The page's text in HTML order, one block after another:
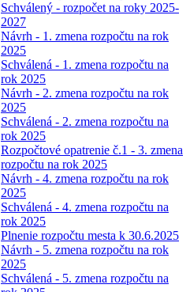
Schválený - rozpočet na roky 2025-
2027
Návrh - 1. zmena rozpočtu na rok
2025
Schválená - 1. zmena rozpočtu na
rok 2025
Návrh - 2. zmena rozpočtu na rok
2025
Schválená - 2. zmena rozpočtu na
rok 2025
Rozpočtové opatrenie č.1 - 3. zmena
rozpočtu na rok 2025
Návrh - 4. zmena rozpočtu na rok
2025
Schválená - 4. zmena rozpočtu na
rok 2025
Plnenie rozpočtu mesta k 30.6.2025
Návrh - 5. zmena rozpočtu na rok
2025
Schválená - 5. zmena rozpočtu na